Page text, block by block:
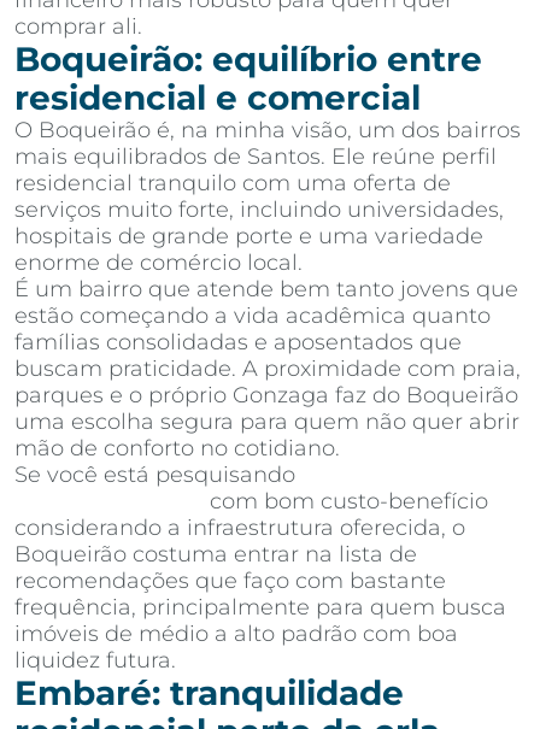
comprar ali.
Boqueirão: equilíbrio entre
residencial e comercial
O Boqueirão é, na minha visão, um dos bairros
mais equilibrados de Santos. Ele reúne perfil
residencial tranquilo com uma oferta de
serviços muito forte, incluindo universidades,
hospitais de grande porte e uma variedade
enorme de comércio local.
É um bairro que atende bem tanto jovens que
estão começando a vida acadêmica quanto
famílias consolidadas e aposentados que
buscam praticidade. A proximidade com praia,
parques e o próprio Gonzaga faz do Boqueirão
uma escolha segura para quem não quer abrir
mão de conforto no cotidiano.
Se você está pesquisando
com bom custo-benefício
considerando a infraestrutura oferecida, o
Boqueirão costuma entrar na lista de
recomendações que faço com bastante
frequência, principalmente para quem busca
imóveis de médio a alto padrão com boa
liquidez futura.
Embaré: tranquilidade